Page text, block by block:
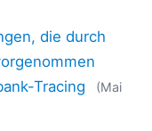
die durch
Tracing
(Mai